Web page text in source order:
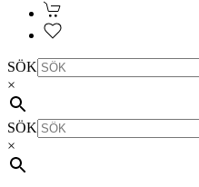
SÖK
×
SÖK
×